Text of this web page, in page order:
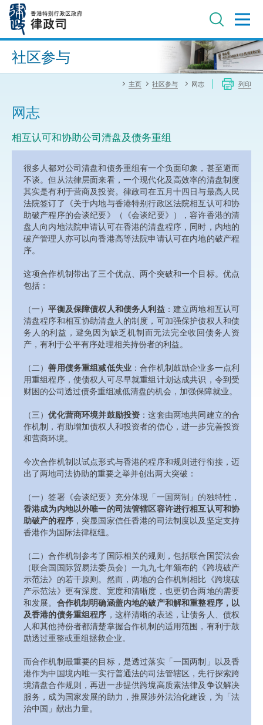
内
进阶搜寻
社区参与
主页 社区参与 网志 列印
网志
相互认可和协助公司清盘及债务重组
很多人都对公司清盘和债务重组有一个负面印象，甚至避而
不谈。但从法律层面来看，一个现代化及高效率的清盘制度
其实是有利于营商及投资。律政司在五月十四日与最高人民
法院签订了《关于内地与香港特别行政区法院相互认可和协
助破产程序的会谈纪要》（《会谈纪要》），容许香港的清
盘人向内地法院申请认可在香港的清盘程序，同时，内地的
破产管理人亦可以向香港高等法院申请认可在内地的破产程
序。
这项合作机制带出了三个优点、两个突破和一个目标。优点
包括：
（一）平衡及保障债权人和债务人利益：建立两地相互认可
清盘程序和相互协助清盘人的制度，可加强保护债权人和债
务人的利益，避免因为缺乏机制而无法完全收回债务人资
产，有利于公平有序处理相关持份者的利益。
（二）善用债务重组减低失业 ：合作机制鼓励企业多一点利
用重组程序，使债权人可尽早就重组计划达成共识，令到受
财困的公司透过债务重组减低清盘的机会，加强保障就业。
（三）优化营商环境并鼓励投资 ：这套由两地共同建立的合
作机制，有助增加债权人和投资者的信心，进一步完善投资
和营商环境。
今次合作机制以试点形式与香港的程序和规则进行衔接，迈
出了两地司法协助的重要之举并创出两大突破：
（一）签署《会谈纪要》充分体现「一国两制」的独特性，
香港成为内地以外唯一的司法管辖区容许进行相互认可和协
助破产的程序，突显国家信任香港的司法制度以及坚定支持
香港作为国际法律枢纽。
（二）合作机制参考了国际相关的规则，包括联合国贸法会
（联合国国际贸易法委员会）一九九七年颁布的《跨境破产
示范法》的若干原则。然而，两地的合作机制相比《跨境破
产示范法》更有深度、宽度和清晰度，也更切合两地的需要
和发展。 合作机制明确涵盖内地的破产和解和重整程序，以
及香港的债务重组程序 ，这样清晰的表述，让债务人、债权
人和其他持份者都清楚掌握合作机制的适用范围，有利于鼓
励透过重整或重组拯救企业。
而合作机制最重要的目标，是透过落实「一国两制」以及香
港作为中国境内唯一实行普通法的司法管辖区，先行探索跨
境清盘合作规则，再进一步提供跨境高质素法律及争议解决
服务，成为国家发展的助力，推展涉外法治化建设，为「法
治中国」献出力量。